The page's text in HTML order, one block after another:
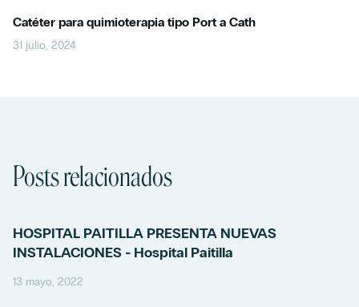
Catéter para quimioterapia tipo Port a Cath
31 julio, 2024
Posts relacionados
HOSPITAL PAITILLA PRESENTA NUEVAS
INSTALACIONES - Hospital Paitilla
13 mayo, 2022